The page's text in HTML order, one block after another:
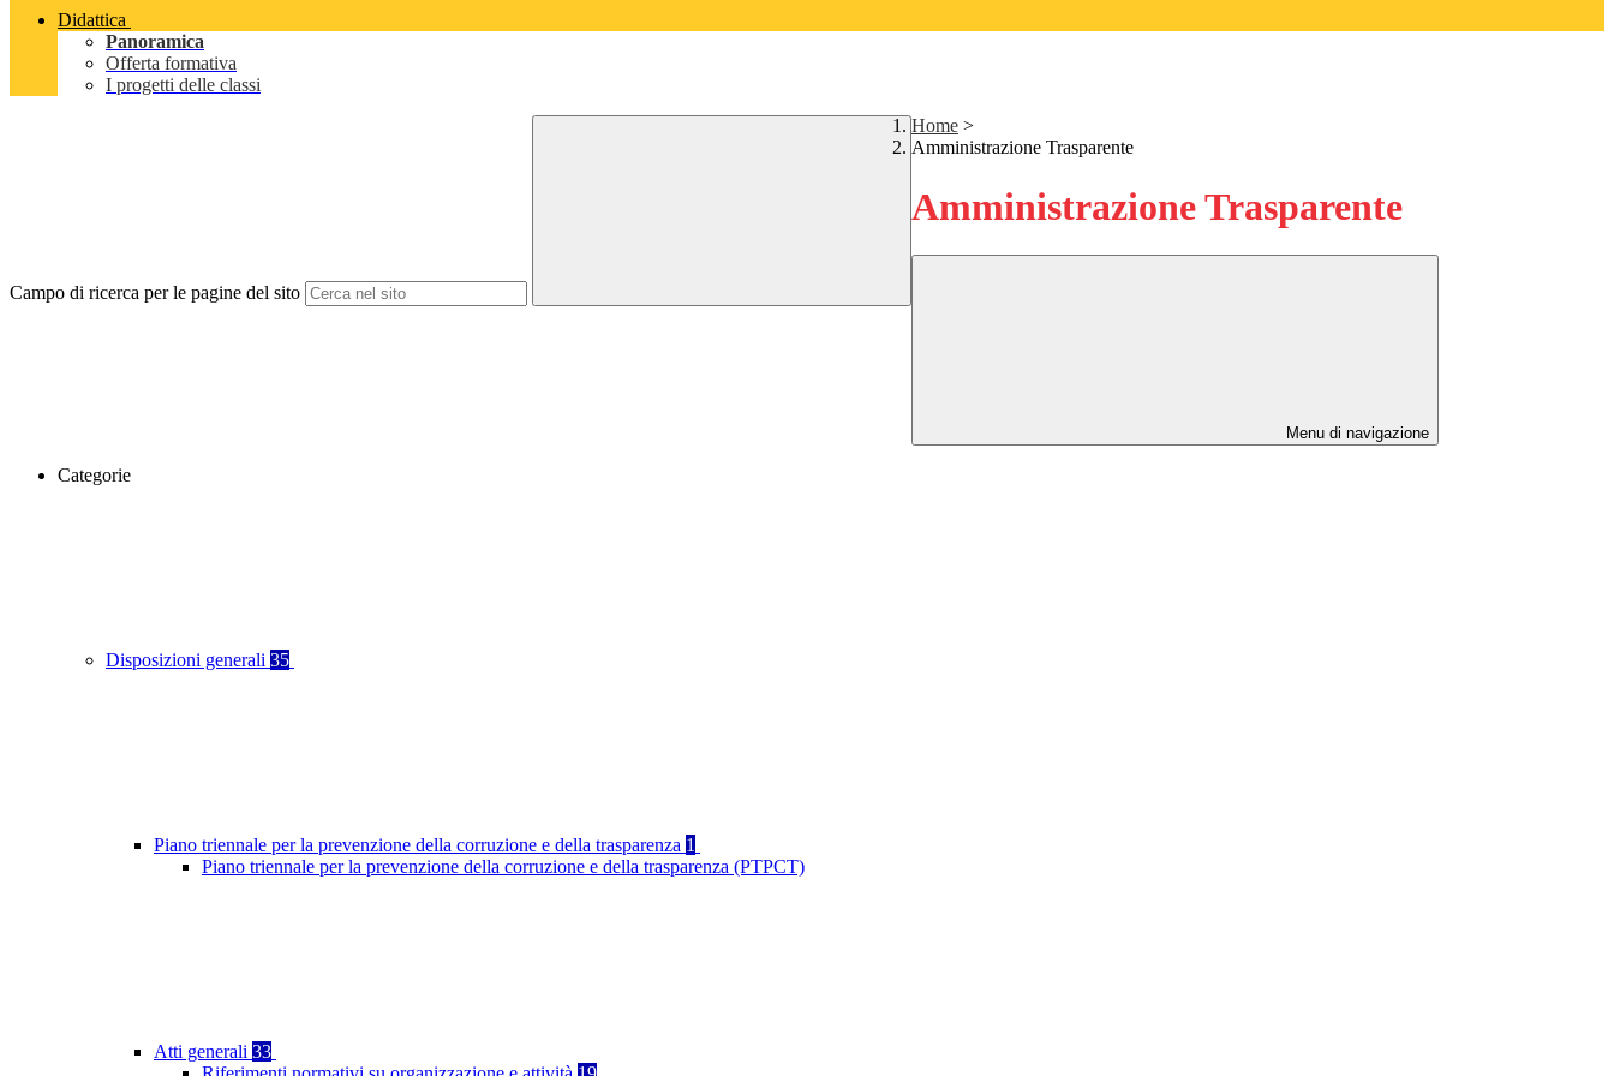
Didattica
Panoramica
Offerta formativa
I progetti delle classi
Campo di ricerca per le pagine del sito
Home >
Amministrazione Trasparente
Amministrazione Trasparente
Menu di navigazione
Categorie
Disposizioni generali 35
Piano triennale per la prevenzione della corruzione e della trasparenza 1
Piano triennale per la prevenzione della corruzione e della trasparenza (PTPCT)
Atti generali 33